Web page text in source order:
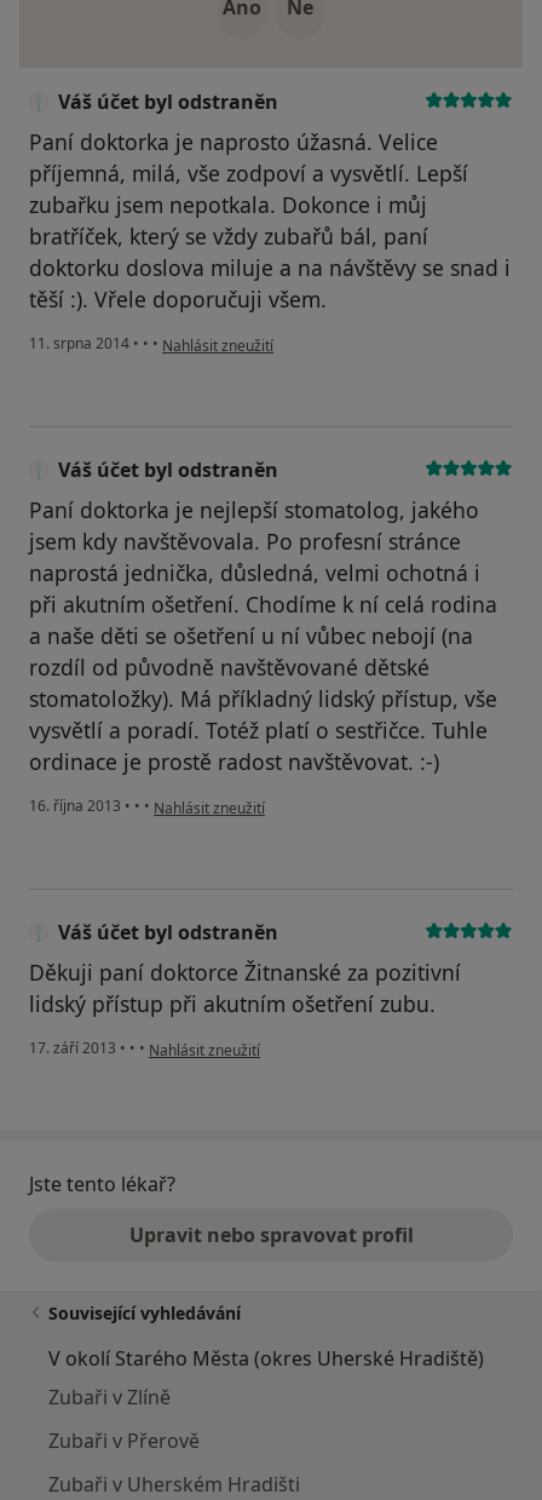
Ano Ne
Váš účet byl odstraněn
Paní doktorka je naprosto úžasná. Velice
příjemná, milá, vše zodpoví a vysvětlí. Lepší
zubařku jsem nepotkala. Dokonce i můj
bratříček, který se vždy zubařů bál, paní
doktorku doslova miluje a na návštěvy se snad i
těší :). Vřele doporučuji všem.
11. srpna 2014 • • • podle názoru uživatele Váš účet byl odstraněn
Nahlásit zneužití
Váš účet byl odstraněn
Paní doktorka je nejlepší stomatolog, jakého
jsem kdy navštěvovala. Po profesní stránce
naprostá jednička, důsledná, velmi ochotná i
při akutním ošetření. Chodíme k ní celá rodina
a naše děti se ošetření u ní vůbec nebojí (na
rozdíl od původně navštěvované dětské
stomatoložky). Má příkladný lidský přístup, vše
vysvětlí a poradí. Totéž platí o sestřičce. Tuhle
ordinace je prostě radost navštěvovat. :-)
16. října 2013 • • • podle názoru uživatele Váš účet byl odstraněn
Nahlásit zneužití
Váš účet byl odstraněn
Děkuji paní doktorce Žitnanské za pozitivní
lidský přístup při akutním ošetření zubu.
17. září 2013 • • • podle názoru uživatele Váš účet byl odstraněn
Nahlásit zneužití
Jste tento lékař?
Upravit nebo spravovat profil
Související vyhledávání
V okolí Starého Města (okres Uherské Hradiště)
Zubaři v Zlíně
Zubaři v Přerově
Zubaři v Uherském Hradišti